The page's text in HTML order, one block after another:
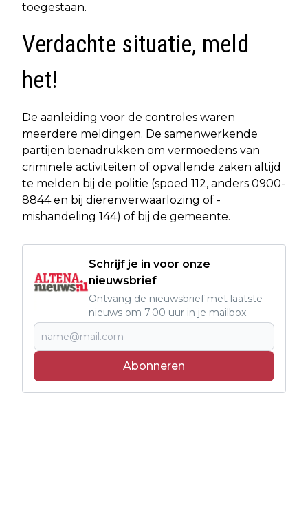
toegestaan.
Verdachte situatie, meld
het!
De aanleiding voor de controles waren
meerdere meldingen. De samenwerkende
partijen benadrukken om vermoedens van
criminele activiteiten of opvallende zaken altijd
te melden bij de politie (spoed 112, anders 0900-
8844 en bij dierenverwaarlozing of -
mishandeling 144) of bij de gemeente.
Schrijf je in voor onze
nieuwsbrief
Ontvang de nieuwsbrief met laatste
nieuws om 7.00 uur in je mailbox.
Abonneren